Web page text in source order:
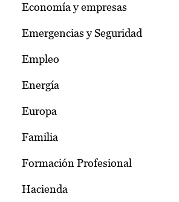
Economía y empresas
Emergencias y Seguridad
Empleo
Energía
Europa
Familia
Formación Profesional
Hacienda